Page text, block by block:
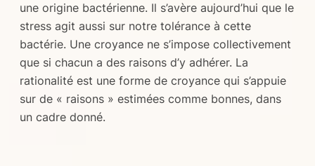
une origine bactérienne. Il s’avère aujourd’hui que le
stress agit aussi sur notre tolérance à cette
bactérie. Une croyance ne s’impose collectivement
que si chacun a des raisons d’y adhérer. La
rationalité est une forme de croyance qui s’appuie
sur de « raisons » estimées comme bonnes, dans
un cadre donné.